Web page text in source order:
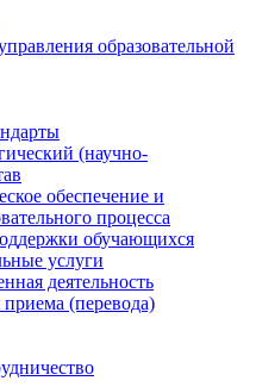
образовательной
(научно-
обеспечение и
процесса
обучающихся
услуги
деятельность
(перевода)